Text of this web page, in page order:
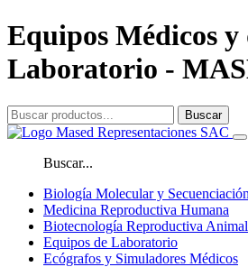
Equipos Médicos y
Laboratorio -
Buscar
Buscar...
Biología Molecular y Secuenciación
Medicina Reproductiva Humana
Biotecnología Reproductiva Animal
Equipos de Laboratorio
Ecógrafos y Simuladores Médicos